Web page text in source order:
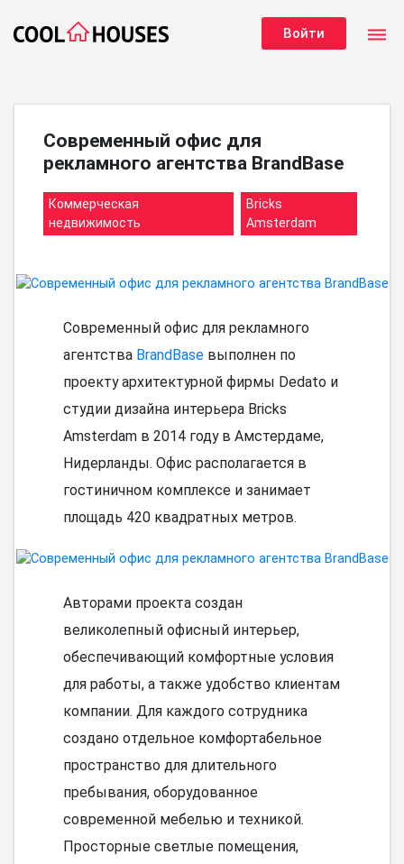
Войти dehaze
Современный офис для
рекламного агентства BrandBase
Коммерческая
недвижимость
Bricks
Amsterdam
Современный офис для рекламного
агентства BrandBaseвыполнен по
проекту архитектурной фирмы Dedato и
студии дизайна интерьера Bricks
Amsterdam в 2014 году в Амстердаме,
Нидерланды. Офис располагается в
гостиничном комплексе и занимает
площадь 420 квадратных метров.
Авторами проекта создан
великолепный офисный интерьер,
обеспечивающий комфортные условия
для работы, а также удобство клиентам
компании. Для каждого сотрудника
создано отдельное комфортабельное
пространство для длительного
пребывания, оборудованное
современной мебелью и техникой.
Просторные светлые помещения,